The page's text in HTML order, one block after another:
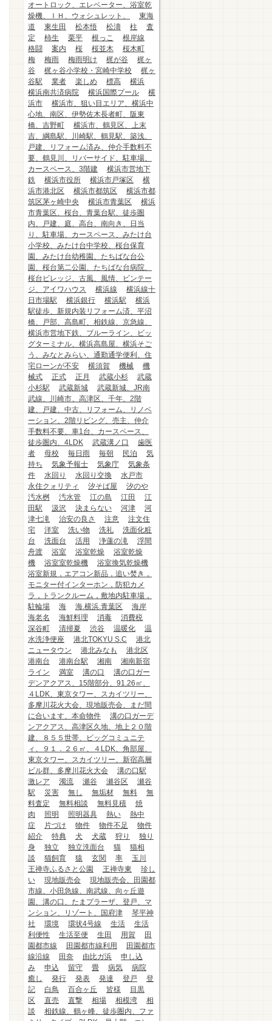
オートロック、エレベーター、浴室乾
燥機、ＩＨ、ウォシュレット、
東海
道
東生田 松本悟 松濤 柱
査
定
柿生 栗平 根っこ
根岸線
格闘
案内 桜 桜並木
桜木町
梅
梅雨 梅雨明け 梶が谷
梶ヶ
谷
梶ヶ谷小学校・宮崎中学校
梶ヶ
谷駅
業者 楽しめ 標高
横浜
横浜南共済病院
横浜国際プール
横
浜市
横浜市、狙い目エリア、横浜中
心地、南区、伊勢佐木長者町、阪東
橋、吉野町
横浜市、鶴見区、上末
吉、綱島駅、川崎駅、鶴見駅、築浅、
戸建、リフォーム済み、仲介手数料不
要、鶴見川、リバーサイド、駐車場、
カースペース、3階建
横浜市営地下
鉄
横浜市役所 横浜市戸塚区
横
浜市港北区
横浜市都筑区
横浜市都
筑区茅ヶ崎中央
横浜市青葉区
横浜
市青葉区、桜台、青葉台駅、徒歩圏
内、戸建、庭、高台、南向き、日当
り、駐車場、カースペース、みたけ台
小学校、みたけ台中学校、桜台保育
園、みたけ台幼稚園、たちばな台公
園、桜台第二公園、たちばな台病院、
桜台ビレッジ、古風、風情、ビンテー
ジ、アイワハウス
横浜線
横浜線十
日市場駅
横浜銀行 横浜駅
横浜
駅徒歩、新規内装リフォーム済、平沼
橋、戸部、高島町、相鉄線、京急線、
横浜市営地下鉄、ブルーライン、ビッ
グターミナル、横浜高島屋、横浜そご
う、みなとみらい、通勤通学便利、住
宅ローンが不安
横須賀 機械
機
械式
正式 正月 武蔵小杉
武蔵
小杉駅
武蔵新城
武蔵新城、JR南
武線、川崎市、高津区、千年、2階
建、戸建、中古、リフォーム、リノベ
ーション、2階リビング、売主、仲介
手数料不要、車1台、カースペース、
徒歩圏内、4LDK
武蔵溝ノ口
歯医
者
母校 毎日雨 毎朝 民泊
気
持ち
気象予報士 気象庁
気象条
件
水回り 水回り交換
水戸市
永住クォリティ
汐そば屋
汐のや
汚水桝
汚水管 江の島 江田
江
田駅
汲沢 決まらない 河津
河
津七滝
治安の良さ 注意
注文住
宅
洋室 洗い物 洗礼
洗面化粧
台
洗面台 活用 浄蓮の滝
浮間
舟渡
浴室 浴室乾燥
浴室乾燥
機
浴室室乾燥機
浴室換気乾燥機
浴室新規，エアコン新品，追い焚き，
モニター付インターホン，防犯カメ
ラ，トランクルーム，敷地内駐車場，
駐輪場
海 海.横浜.青葉区
海岸
海老名
海鮮料理 消毒
消費税
深谷町
清掃夏 渋谷 温暖化
温
水洗浄便座
港北TOKYU S.C
港北
ニュータウン
港北みなも
港北区
港南台
港南台駅 湘南
湘南新宿
ライン
満室 溝の口
溝の口ガー
デンアクアス、15階部分、91.26㎡、
４LDK、東京タワー、スカイツリー、
多摩川花火大会、現地販売会、まだ間
に合います、本命物件
溝の口ガーデ
ンアクアス、高津区久地、地上２０階
建、８５５世帯、ビッグコミュニテ
ィ、９１．２６㎡、４LDK、角部屋、
東京タワー、スカイツリー、新宿高層
ビル群、多摩川花火大会
溝の口駅
激レア
濁流 瀬谷 瀬谷区
瀬谷
駅
災害 無し 無垢材 無料
無
料査定
無料相談 無料見積
焼
肉
照明 照明器具 熱い
熱中
症
片づけ 物件 物件不足
物件
紹介
特典 犬 犬蔵 狩り
独り
身
独立 独立洗面台 猫
猫相
談
猫飼育 猿 玄関 率
玉川
王禅寺ふるさと公園
王禅寺東
珍し
い
現地販売会
現地販売会、田園都
市線、小田急線、南武線、向ヶ丘遊
園、溝の口、たまプラーザ、登戸、マ
ンション、リゾート、国府津
琴平神
社
環境 環状4号線 生活
生活
利便性
生活至便 生田 用賀
田
園都市線
田園都市線利用
田園都市
線沿線
田奈 由比ガ浜
申し込
み
申込 留守 畳 病気
病院
癒し
発行 発表 発達 登戸
登
記
白鳥 百合ヶ丘 皆様
目黒
区
直売 直撃 相場 相模湾
相
談
相鉄線、鶴ヶ峰、徒歩圏内、ファ